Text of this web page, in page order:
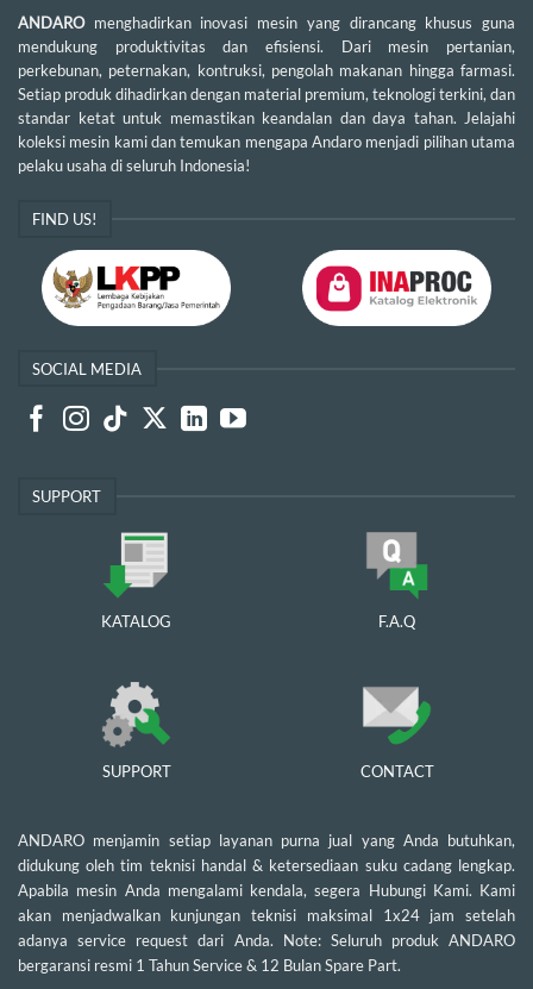
ANDARO menghadirkan inovasi mesin yang dirancang khusus guna
mendukung produktivitas dan efisiensi. Dari mesin pertanian,
perkebunan, peternakan, kontruksi, pengolah makanan hingga farmasi.
Setiap produk dihadirkan dengan material premium, teknologi terkini, dan
standar ketat untuk memastikan keandalan dan daya tahan. Jelajahi
koleksi mesin kami dan temukan mengapa Andaro menjadi pilihan utama
pelaku usaha di seluruh Indonesia!
FIND US!
SOCIAL MEDIA
SUPPORT
KATALOG F.A.Q
SUPPORT CONTACT
ANDARO menjamin setiap layanan purna jual yang Anda butuhkan,
didukung oleh tim teknisi handal & ketersediaan suku cadang lengkap.
Apabila mesin Anda mengalami kendala, segera Hubungi Kami. Kami
akan menjadwalkan kunjungan teknisi maksimal 1x24 jam setelah
adanya service request dari Anda. Note: Seluruh produk ANDARO
bergaransi resmi 1 Tahun Service & 12 Bulan Spare Part.